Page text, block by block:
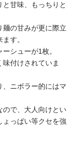
甘味、もっちりと
麺の甘みが更に際立
す。
シューが1枚。
付けされていま
ニボラー的にはマ
ので、大人向けとい
ょっぱい等クセを強